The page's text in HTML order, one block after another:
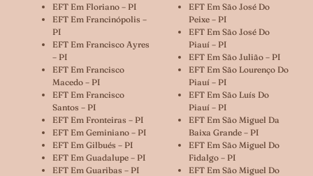
EFT Em Floriano – PI
EFT Em Francinópolis –
PI
EFT Em Francisco Ayres
– PI
EFT Em Francisco
Macedo – PI
EFT Em Francisco
Santos – PI
EFT Em Fronteiras – PI
EFT Em Geminiano – PI
EFT Em Gilbués – PI
EFT Em Guadalupe – PI
EFT Em Guaribas – PI
EFT Em São José Do
Peixe – PI
EFT Em São José Do
Piauí – PI
EFT Em São Julião – PI
EFT Em São Lourenço Do
Piauí – PI
EFT Em São Luís Do
Piauí – PI
EFT Em São Miguel Da
Baixa Grande – PI
EFT Em São Miguel Do
Fidalgo – PI
EFT Em São Miguel Do